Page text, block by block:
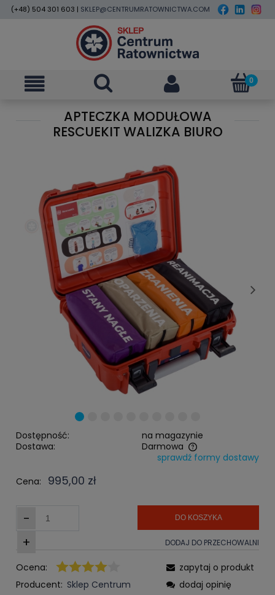
(+48) 504 301 603 | SKLEP@CENTRUMRATOWNICTWA.COM
APTECZKA MODUŁOWA
RESCUEKIT WALIZKA BIURO
Dostępność:
na magazynie
Dostawa:
Darmowa
Cena nie zawiera ewentualnych kosztów płatności
sprawdź formy dostawy
Cena:
995,00 zł
-
+
DO KOSZYKA
DODAJ DO PRZECHOWALNI
Ocena:
Producent: Sklep Centrum
zapytaj o produkt
dodaj opinię